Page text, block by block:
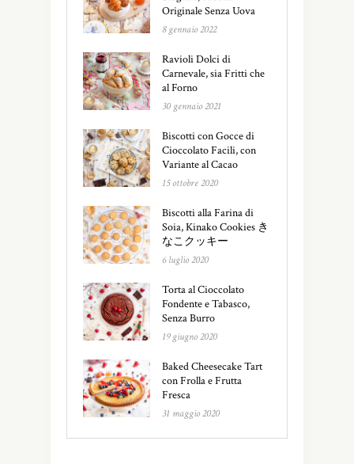
Originale Senza Uova
8 gennaio 2022
Ravioli Dolci di
Carnevale, sia Fritti che
al Forno
30 gennaio 2021
Biscotti con Gocce di
Cioccolato Facili, con
Variante al Cacao
15 ottobre 2020
Biscotti alla Farina di
Soia, Kinako Cookies き
なこクッキー
6 luglio 2020
Torta al Cioccolato
Fondente e Tabasco,
Senza Burro
19 giugno 2020
Baked Cheesecake Tart
con Frolla e Frutta
Fresca
31 maggio 2020